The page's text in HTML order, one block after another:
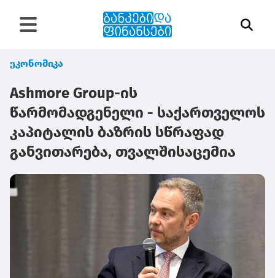
ეკონომიკა
Ashmore Group-ის
წარმომადგენელი - საქართველოს
კაპიტალის ბაზრის სწრაფად
განვითარება, თვალშისაცემია